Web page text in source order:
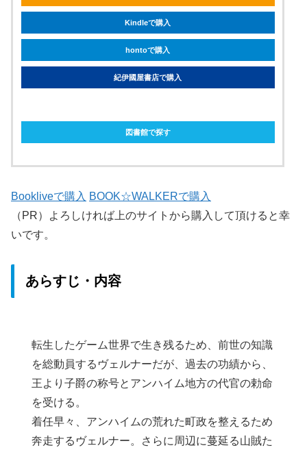
Kindleで購入
hontoで購入
紀伊國屋書店で購入
図書館で探す
Bookliveで購入 BOOK☆WALKERで購入
（PR）よろしければ上のサイトから購入して頂けると幸
いです。
あらすじ・内容
転生したゲーム世界で生き残るため、前世の知識
を総動員するヴェルナーだが、過去の功績から、
王より子爵の称号とアンハイム地方の代官の勅命
を受ける。
着任早々、アンハイムの荒れた町政を整えるため
奔走するヴェルナー。さらに周辺に蔓延る山賊た